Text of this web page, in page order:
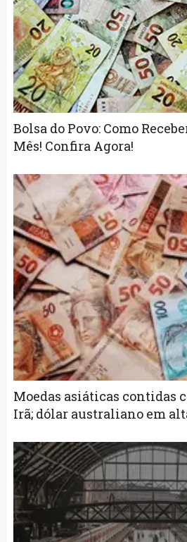
Bolsa do Povo: Como
Mês! Confira Agora!
Moedas asiáticas contidas
Irã; dólar australiano em